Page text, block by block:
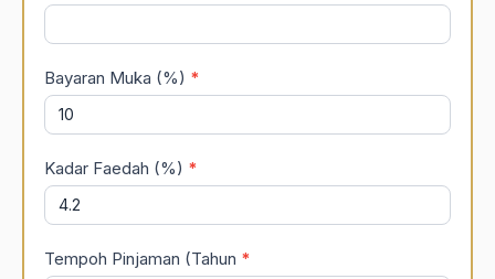
Bayaran Muka (%) *
Kadar Faedah (%) *
Tempoh Pinjaman (Tahun *